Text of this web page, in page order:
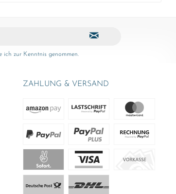
ich zur Kenntnis genommen.
ZAHLUNG & VERSAND